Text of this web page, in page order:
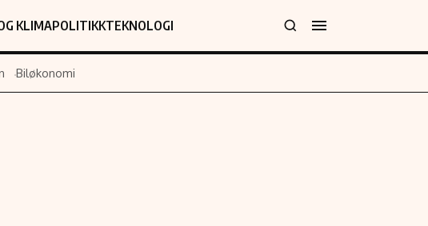
KLIMAPOLITIKKTEKNOLOGI
Biløkonomi